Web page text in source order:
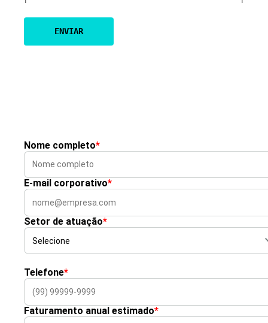
Nome completo*
E-mail corporativo*
Setor de atuação*
Telefone*
Faturamento anual estimado*